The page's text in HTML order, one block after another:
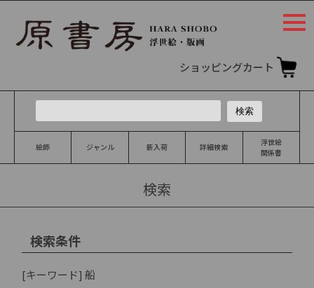
ショッピングカート
絵師 ジャンル 新入荷 詳細検索
浮世絵
関係書
検索
検索条件
[キーワード] 船